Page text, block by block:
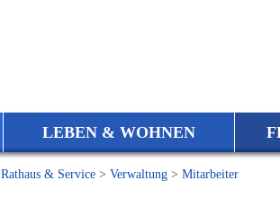
LEBEN & WOHNEN
Rathaus & Service > Verwaltung > Mitarbeiter